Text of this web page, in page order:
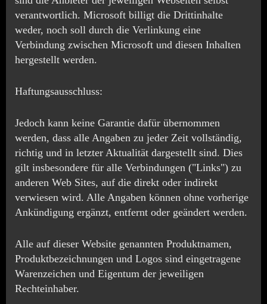
verantwortlich. Microsoft billigt die Drittinhalte
weder, noch soll durch die Verlinkung eine
Verbindung zwischen Microsoft und diesen Inhalten
hergestellt werden.
Haftungsausschluss:
Jedoch kann keine Garantie dafür übernommen
werden, dass alle Angaben zu jeder Zeit vollständig,
richtig und in letzter Aktualität dargestellt sind. Dies
gilt insbesondere für alle Verbindungen ("Links") zu
anderen Web Sites, auf die direkt oder indirekt
verwiesen wird. Alle Angaben können ohne vorherige
Ankündigung ergänzt, entfernt oder geändert werden.
Alle auf dieser Website genannten Produktnamen,
Produktbezeichnungen und Logos sind eingetragene
Warenzeichen und Eigentum der jeweiligen
Rechteinhaber.